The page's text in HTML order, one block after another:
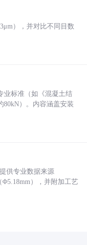
），并对比不同目数
业标准（如《混凝土结
80kN）。内容涵盖安装
供专业数据来源
Φ5.18mm），并附加工艺